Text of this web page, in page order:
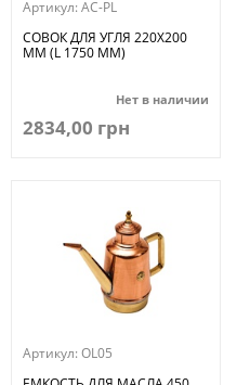
Артикул: AC-PL
СОВОК ДЛЯ УГЛЯ 220Х200
ММ (L 1750 ММ)
Нет в наличии
2834,00 грн
Артикул: OL05